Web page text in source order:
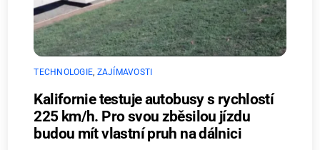
TECHNOLOGIE, ZAJÍMAVOSTI
Kalifornie testuje autobusy s rychlostí
225 km/h. Pro svou zběsilou jízdu
budou mít vlastní pruh na dálnici